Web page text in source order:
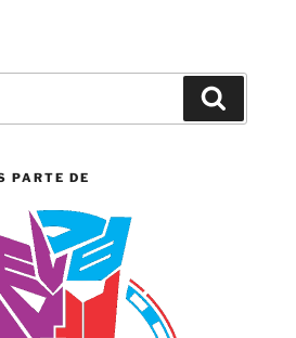
PARTE DE